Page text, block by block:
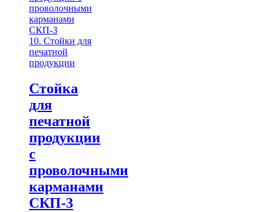
10. Стойки для
печатной
продукции
Стойка
для
печатной
продукции
с
проволочными
карманами
СКП-3